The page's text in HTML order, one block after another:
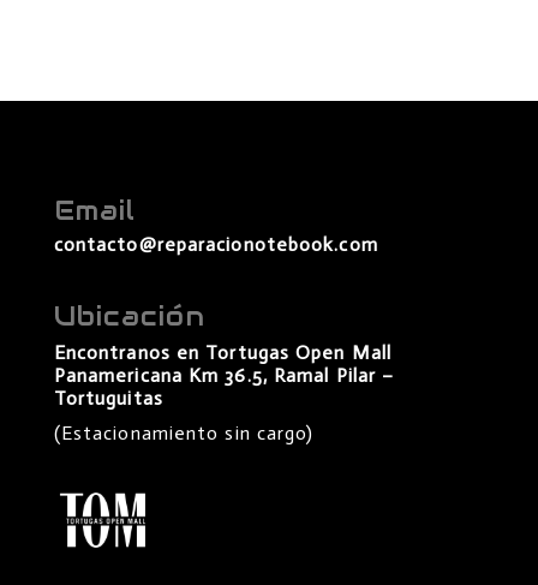
Email
contacto@reparacionotebook.com
Ubicación
Encontranos en Tortugas Open Mall
Panamericana Km 36.5, Ramal Pilar –
Tortuguitas
(Estacionamiento sin cargo)